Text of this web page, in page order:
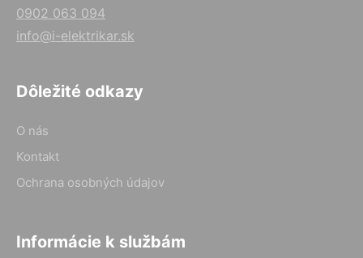
0902 063 094
info@i-elektrikar.sk
Dôležité odkazy
O nás
Kontakt
Ochrana osobných údajov
Informácie k službám